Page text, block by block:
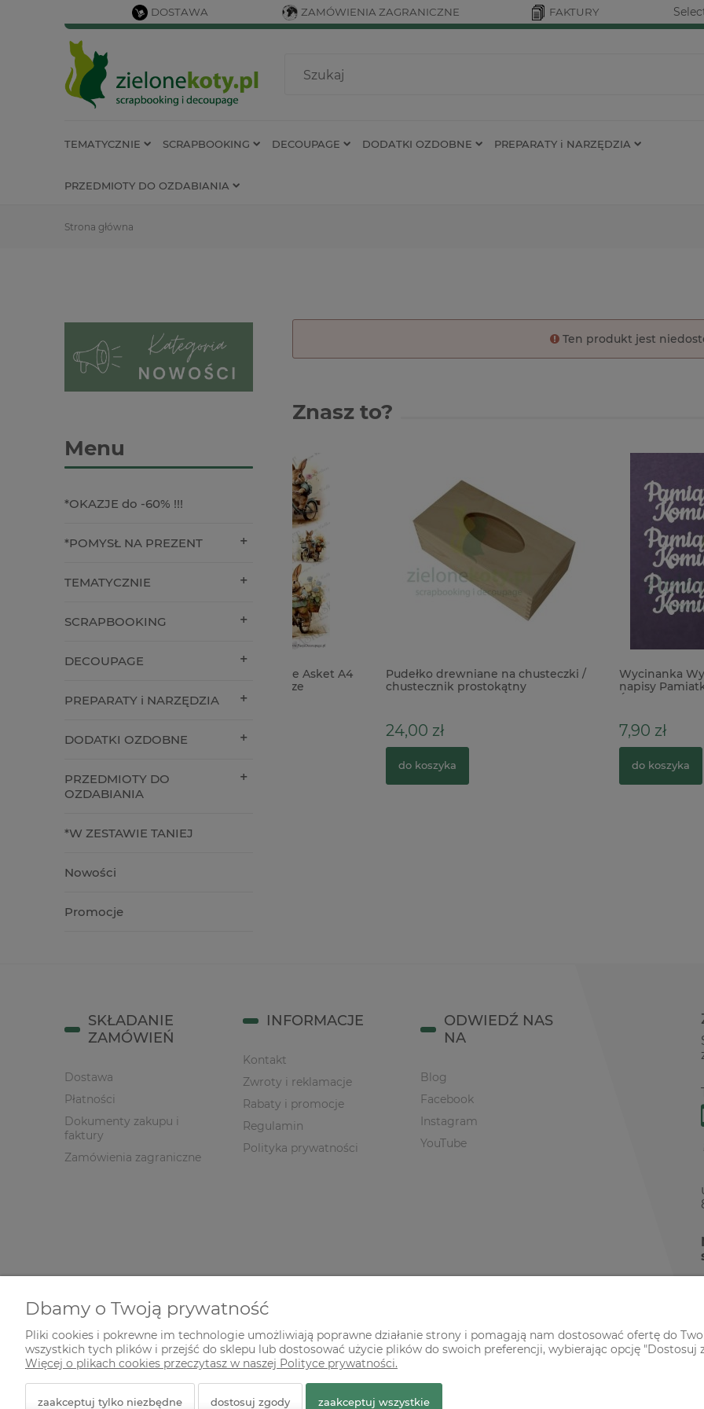
DOSTAWA ZAMÓWIENIA ZAGRANICZNE FAKTURY
TEMATYCZNIE SCRAPBOOKING DECOUPAGE DODATKI OZDOBNE PREPARATY i NARZĘDZIA
PRZEDMIOTY DO OZDABIANIA
Strona główna
Menu
*OKAZJE do -60% !!!
*POMYSŁ NA PREZENT
TEMATYCZNIE
SCRAPBOOKING
DECOUPAGE
PREPARATY i NARZĘDZIA
DODATKI OZDOBNE
PRZEDMIOTY DO
OZDABIANIA
*W ZESTAWIE TANIEJ
Nowości
Promocje
Ten produkt jest
Znasz to?
Pudełko drewniane na chusteczki /
chustecznik prostokątny
Wycinanka Wycinanka
napisy Pamiatka Pierwszej
SKŁADANIE
ZAMÓWIEŃ
Dostawa
Płatności
Dokumenty zakupu i
faktury
Zamówienia zagraniczne
INFORMACJE
Kontakt
Zwroty i reklamacje
Rabaty i promocje
Regulamin
Polityka prywatności
ODWIEDŹ NAS
NA
Blog
Facebook
Instagram
YouTube
© 2026 zielonekoty.pl. Wszelkie prawa zastrzeżone.
Dbamy o Twoją prywatność
Pliki cookies i pokrewne im technologie umożliwiają poprawne działanie strony i pomagają nam dostosować ofertę do
wszystkich tych plików i przejść do sklepu lub dostosować użycie plików do swoich preferencji, wybierając opcję "Dostosuj
Więcej o plikach cookies przeczytasz w naszej Polityce prywatności.
zaakceptuj tylko niezbędne dostosuj zgody zaakceptuj wszystkie